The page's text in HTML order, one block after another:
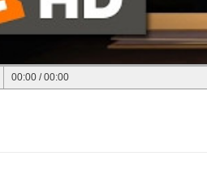
00:00 /00:00